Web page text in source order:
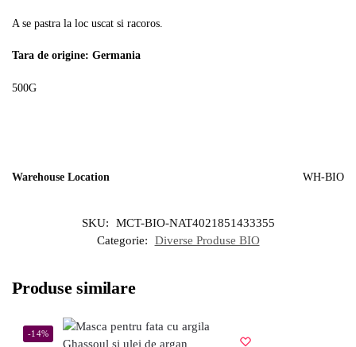
A se pastra la loc uscat si racoros.
Tara de origine: Germania
500G
Warehouse Location WH-BIO
SKU:
MCT-BIO-NAT4021851433355
Categorie:
Diverse Produse BIO
Produse similare
-14%